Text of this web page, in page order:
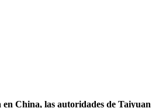
China, las autoridades de